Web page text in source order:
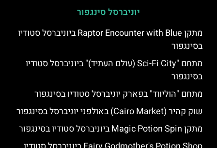
יוניברסל סינגפור
מתקן Raptor Encounter with Blue ביוניברסל סטודיו
בסינגפור
מתחם "Sci-Fi City (עולם העתיד)" ביוניברסל סטודיו
בסינגפור
מתחם "הוליווד" בפארק יוניברסל סטודיו בסינגפור
שוק קהיר (Cairo Market) באולפני יוניברסל בסינגפור
מתקן Magic Potion Spin ביוניברסל סטודיו בסינגפור